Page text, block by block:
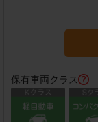
保有車両クラス